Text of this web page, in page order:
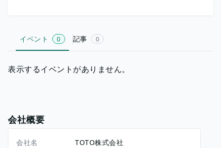
イベント 0 記事 0
表示するイベントがありません。
会社概要
会社名 TOTO株式会社